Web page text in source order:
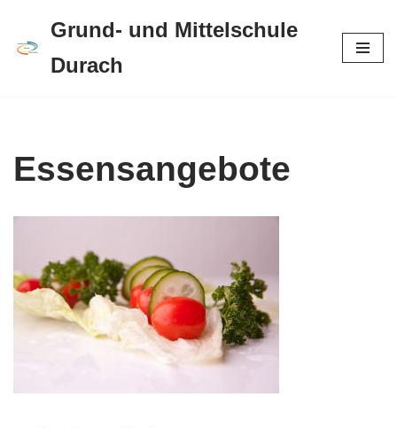
Zum
Grund- und Mittelschule
Durach
Essensangebote